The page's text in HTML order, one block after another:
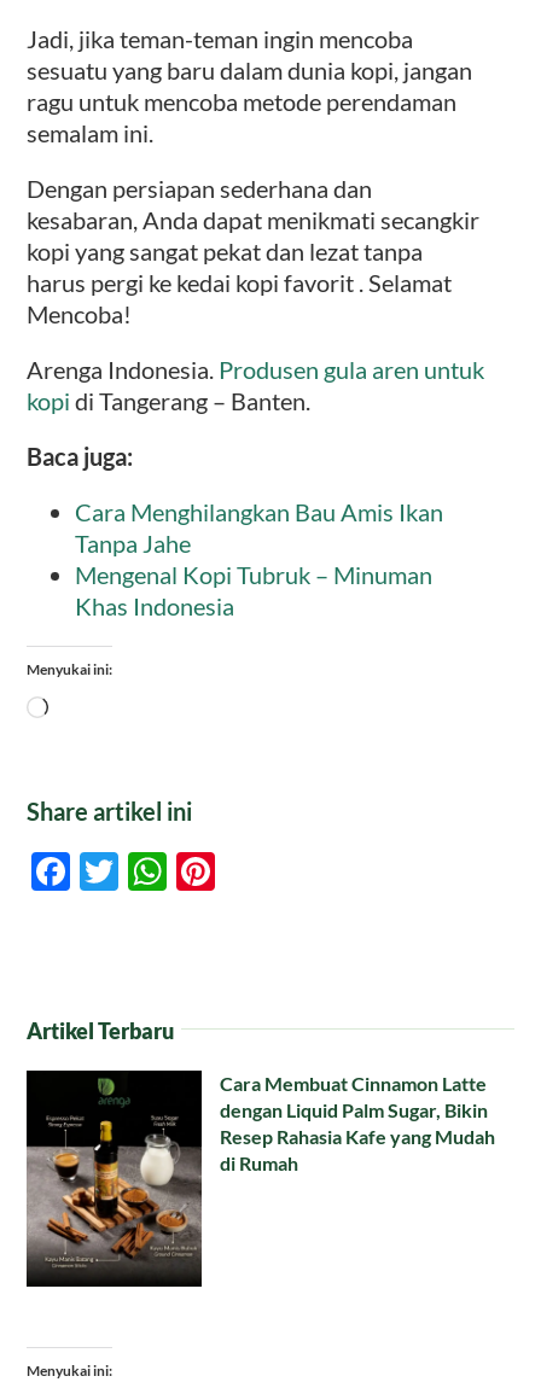
Jadi, jika teman-teman ingin mencoba
sesuatu yang baru dalam dunia kopi, jangan
ragu untuk mencoba metode perendaman
semalam ini.
Dengan persiapan sederhana dan
kesabaran, Anda dapat menikmati secangkir
kopi yang sangat pekat dan lezat tanpa
harus pergi ke kedai kopi favorit . Selamat
Mencoba!
Arenga Indonesia. Produsen gula aren untuk
kopi di Tangerang – Banten.
Baca juga:
Cara Menghilangkan Bau Amis Ikan
Tanpa Jahe
Mengenal Kopi Tubruk – Minuman
Khas Indonesia
Menyukai ini:
Memuat...
Share artikel ini
Facebook
TwitterWhatsApp
Artikel Terbaru
Cara Membuat Cinnamon Latte
dengan Liquid Palm Sugar, Bikin
Resep Rahasia Kafe yang Mudah
di Rumah
Menyukai ini: